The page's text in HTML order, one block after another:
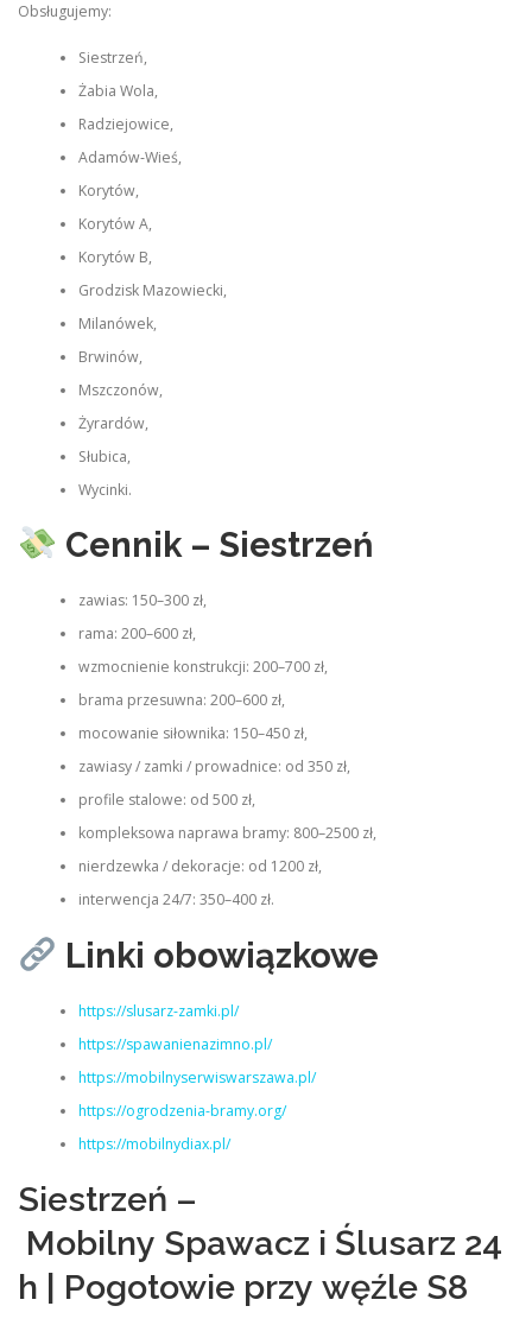
Obsługujemy:
Siestrzeń,
Żabia Wola,
Radziejowice,
Adamów‑Wieś,
Korytów,
Korytów A,
Korytów B,
Grodzisk Mazowiecki,
Milanówek,
Brwinów,
Mszczonów,
Żyrardów,
Słubica,
Wycinki.
Cennik – Siestrzeń
zawias: 150–300 zł,
rama: 200–600 zł,
wzmocnienie konstrukcji: 200–700 zł,
brama przesuwna: 200–600 zł,
mocowanie siłownika: 150–450 zł,
zawiasy / zamki / prowadnice: od 350 zł,
profile stalowe: od 500 zł,
kompleksowa naprawa bramy: 800–2500 zł,
nierdzewka / dekoracje: od 1200 zł,
interwencja 24/7: 350–400 zł.
Linki obowiązkowe
https://slusarz-zamki.pl/
https://spawanienazimno.pl/
https://mobilnyserwiswarszawa.pl/
https://ogrodzenia-bramy.org/
https://mobilnydiax.pl/
Siestrzeń –
Mobilny Spawacz i Ślusarz 24
h | Pogotowie przy węźle S8